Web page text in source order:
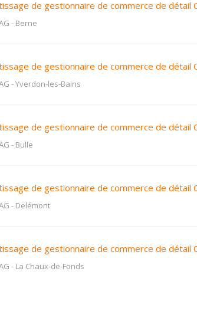
de gestionnaire de commerce de détail
- Berne
de gestionnaire de commerce de détail
-Yverdon-les-Bains
de gestionnaire de commerce de détail
- Bulle
de gestionnaire de commerce de détail
- Delémont
de gestionnaire de commerce de détail
- La Chaux-de-Fonds